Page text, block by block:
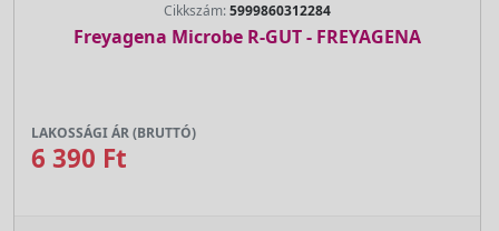
Cikkszám:5999860312284
Freyagena Microbe R-GUT - FREYAGENA
LAKOSSÁGI ÁR (BRUTTÓ)
6 390 Ft